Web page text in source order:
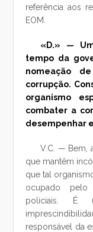
referência aos
EOM.
«D.» —
tempo da
nomeação
corrupção.
organismo
combater a
desempenhar
V.C. — Bem,
que mantêm
que tal
ocupado pelo
policiais. É
responsável da